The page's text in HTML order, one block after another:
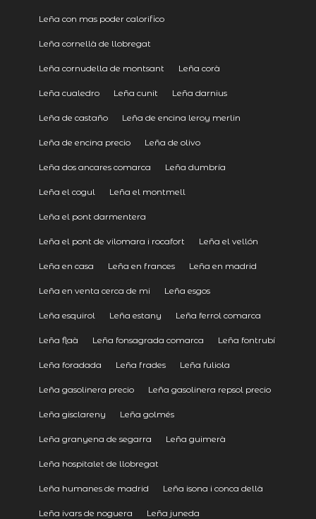
Leña con mas poder calorifico
Leña cornellà de llobregat
Leña cornudella de montsant Leña corà
Leña cualedro Leña cunit Leña darnius
Leña de castaño Leña de encina leroy merlin
Leña de encina precio Leña de olivo
Leña dos ancares comarca Leña dumbría
Leña el cogul Leña el montmell
Leña el pont darmentera
Leña el pont de vilomara i rocafort Leña el vellón
Leña en casa Leña en frances Leña en madrid
Leña en venta cerca de mi Leña esgos
Leña esquirol Leña estany Leña ferrol comarca
Leña flaà Leña fonsagrada comarca Leña fontrubí
Leña foradada Leña frades Leña fuliola
Leña gasolinera precio Leña gasolinera repsol precio
Leña gisclareny Leña golmés
Leña granyena de segarra Leña guimerà
Leña hospitalet de llobregat
Leña humanes de madrid Leña isona i conca dellà
Leña ivars de noguera Leña juneda